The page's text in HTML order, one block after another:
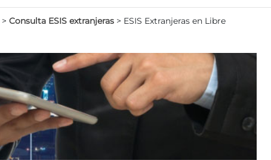
> Consulta ESIS extranjeras > ESIS Extranjeras en Libre